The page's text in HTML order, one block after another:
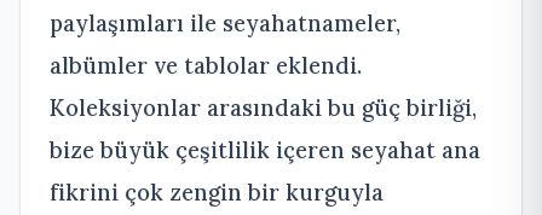
paylaşımları ile seyahatnameler,
albümler ve tablolar eklendi.
Koleksiyonlar arasındaki bu güç birliği,
bize büyük çeşitlilik içeren seyahat ana
fikrini çok zengin bir kurguyla